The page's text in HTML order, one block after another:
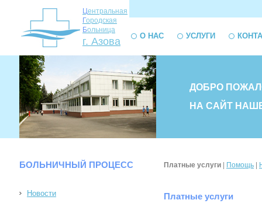
Центральная
Городская
Больница
г. Азова О НАС УСЛУГИ
ДОБРО
НА САЙТ
БОЛЬНИЧНЫЙ ПРОЦЕСС
Новости
Платные услуги Помощь
Платные услуги